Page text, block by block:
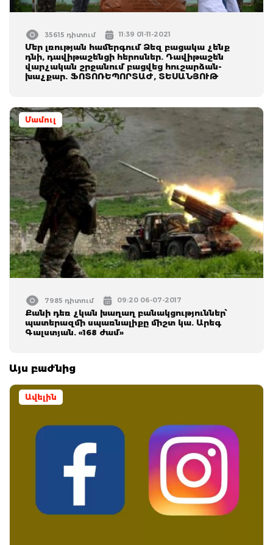
35615 դիտում 11:39 01-11-2021
Մեր լռության համերգում Ձեզ բացակա չենք
դնի, դավիթաշենցի հերոսներ. Դավիթաշեն
վարչական շրջանում բացվեց հուշարձան-
խաչքար. ՖՈՏՈՌԵՊՈՐՏԱԺ, ՏԵՍԱՆՅՈՒԹ
Մամուլ
7985 դիտում 09:20 06-07-2017
Քանի դեռ չկան խաղաղ բանակցություններ՝
պատերազմի սպառնալիքը միշտ կա. Արեգ
Գալստյան. «168 ժամ»
Այս բաժնից
Ավելին